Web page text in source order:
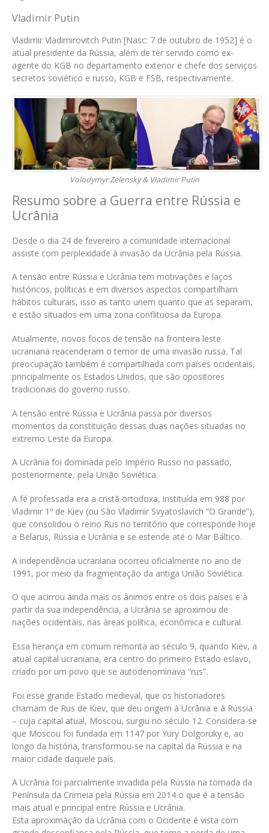
Vladimir Putin
Vladimir Vladimirovitch Putin [Nasc: 7 de outubro de 1952] é o
atual presidente da Rússia, além de ter servido como ex-
agente do KGB no departamento exterior e chefe dos serviços
secretos soviético e russo, KGB e FSB, respectivamente.
Volodymyr Zelensky & Vladimir Putin
Resumo sobre a Guerra entre Rússia e
Ucrânia
Desde o dia 24 de fevereiro a comunidade internacional
assiste com perplexidade à invasão da Ucrânia pela Rússia.
A tensão entre Rússia e Ucrânia tem motivações e laços
históricos, políticas e em diversos aspectos compartilham
hábitos culturais, isso as tanto unem quanto que as separam,
e estão situados em uma zona conflituosa da Europa.
Atualmente, novos focos de tensão na fronteira leste
ucraniana reacenderam o temor de uma invasão russa. Tal
preocupação também é compartilhada com países ocidentais,
principalmente os Estados Unidos, que são opositores
tradicionais do governo russo.
A tensão entre Rússia e Ucrânia passa por diversos
momentos da constituição dessas duas nações situadas no
extremo Leste da Europa.
A Ucrânia foi dominada pelo Império Russo no passado,
posteriormente, pela União Soviética.
A fé professada era a cristã ortodoxa, instituída em 988 por
Vladimir 1º de Kiev (ou São Vladimir Svyatoslavich “O Grande”),
que consolidou o reino Rus no território que corresponde hoje
a Belarus, Rússia e Ucrânia e se estende até o Mar Báltico.
A independência ucraniana ocorreu oficialmente no ano de
1991, por meio da fragmentação da antiga União Soviética.
O que acirrou ainda mais os ânimos entre os dois países e à
partir da sua independência, a Ucrânia se aproximou de
nações ocidentais, nas áreas política, econômica e cultural.
Essa herança em comum remonta ao século 9, quando Kiev, a
atual capital ucraniana, era centro do primeiro Estado eslavo,
criado por um povo que se autodenominava “rus”.
Foi esse grande Estado medieval, que os historiadores
chamam de Rus de Kiev, que deu origem à Ucrânia e à Rússia
– cuja capital atual, Moscou, surgiu no século 12. Considera-se
que Moscou foi fundada em 1147 por Yury Dolgoruky e, ao
longo da história, transformou-se na capital da Rússia e na
maior cidade daquele país.
A Ucrânia foi parcialmente invadida pela Rússia na tomada da
Península da Crimeia pela Rússia em 2014 o que é a tensão
mais atual e principal entre Rússia e Ucrânia.
Esta aproximação da Ucrânia com o Ocidente é vista com